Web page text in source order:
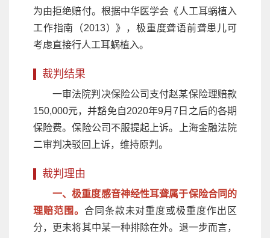
为由拒绝赔付。根据中华医学会《人工耳蜗植入
工作指南（2013）》，极重度聋语前聋患儿可
考虑直接行人工耳蜗植入。
裁判结果
一审法院判决保险公司支付赵某保险理赔款
150,000元，并豁免自2020年9月7日之后的各期
保险费。保险公司不服提起上诉。上海金融法院
二审判决驳回上诉，维持原判。
裁判理由
一、极重度感音神经性耳聋属于保险合同的
理赔范围。 合同条款未对重度或极重度作出区
分，更未将其中某一种排除在外。退一步而言，